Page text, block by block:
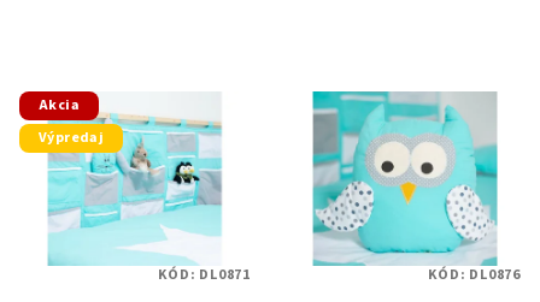
Akcia
Výpredaj
KÓD: DL0871 KÓD: DL0876